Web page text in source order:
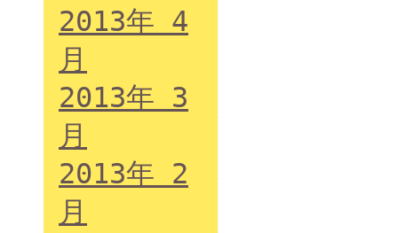
2013年 4
月
2013年 3
月
2013年 2
月